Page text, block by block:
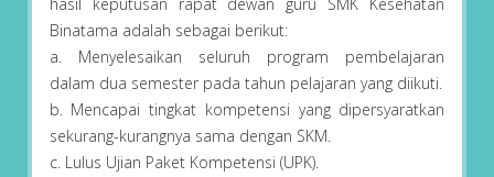
hasil keputusan rapat dewan guru SMK Kesehatan
Binatama adalah sebagai berikut:
a. Menyelesaikan seluruh program pembelajaran
dalam dua semester pada tahun pelajaran yang diikuti.
b. Mencapai tingkat kompetensi yang dipersyaratkan
sekurang-kurangnya sama dengan SKM.
c. Lulus Ujian Paket Kompetensi (UPK).